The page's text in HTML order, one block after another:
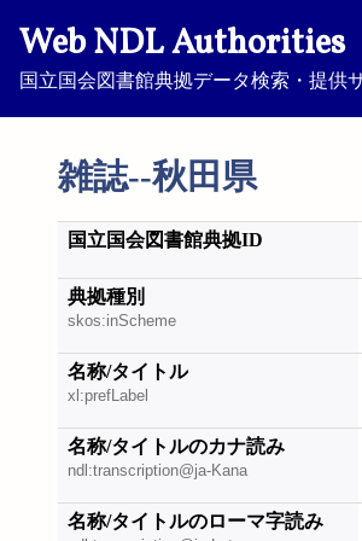
Web NDL Authorities
国立国会図書館典拠データ検索・提供
雑誌--秋田県
国立国会図書館典拠ID
典拠種別
skos:inScheme
名称/タイトル
xl:prefLabel
名称/タイトルのカナ読み
ndl:transcription@ja-Kana
名称/タイトルのローマ字読み